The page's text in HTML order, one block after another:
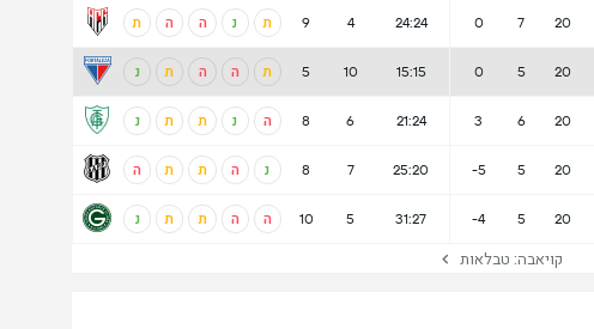
20
7
0
24:24
4
9 ת נ ה ה ת
20
5
0
15:15
10
5 ת ה ה ת נ
20
6
3
21:24
6
8 ה נ ת ת נ
20
5
-5
25:20
7
8 נ ה ת ת ה
20
5
-4
31:27
5
10 ה ה ת ת נ
קויאבה: טבלאות